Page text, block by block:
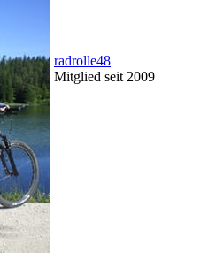
radrolle48
Mitglied seit 2009